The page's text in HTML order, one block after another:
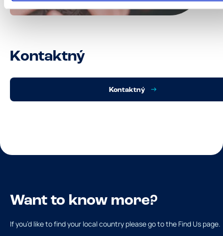
Kontaktný
Kontaktný
Want to know more?
If you’d like to find your local country please go to the Find Us page.